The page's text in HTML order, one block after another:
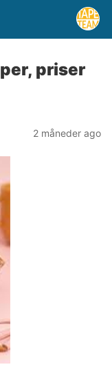
priser
2 måneder ago